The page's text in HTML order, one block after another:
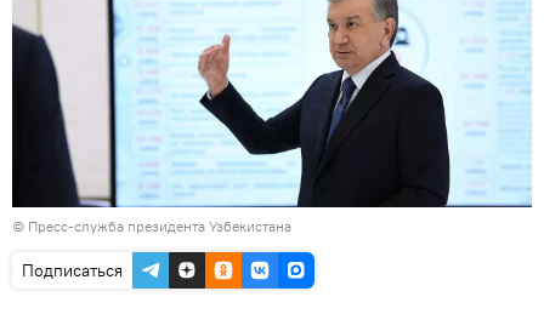
© Пресс-служба президента Узбекистана
Подписаться